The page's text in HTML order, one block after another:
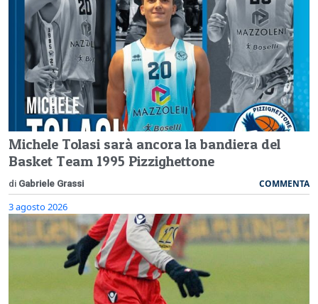
Michele Tolasi sarà ancora la bandiera del
Basket Team 1995 Pizzighettone
di Gabriele Grassi COMMENTA
3 agosto 2026